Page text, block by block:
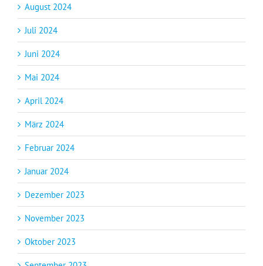
August 2024
Juli 2024
Juni 2024
Mai 2024
April 2024
März 2024
Februar 2024
Januar 2024
Dezember 2023
November 2023
Oktober 2023